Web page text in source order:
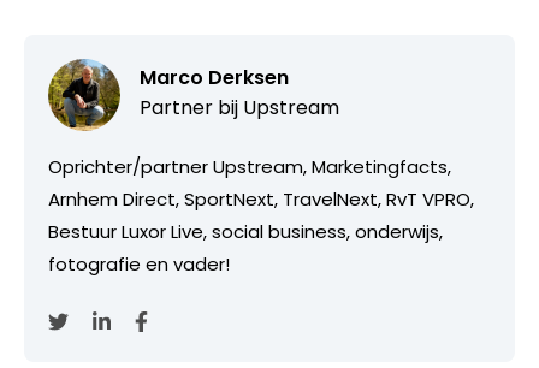
Marco Derksen
Partner bij Upstream
Oprichter/partner Upstream, Marketingfacts,
Arnhem Direct, SportNext, TravelNext, RvT VPRO,
Bestuur Luxor Live, social business, onderwijs,
fotografie en vader!